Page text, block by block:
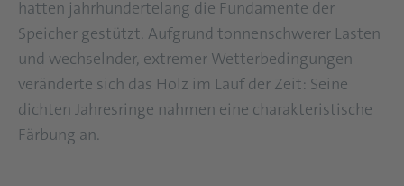
hatten jahrhundertelang die Fundamente der
Speicher gestützt. Aufgrund tonnenschwerer Lasten
und wechselnder, extremer Wetterbedingungen
veränderte sich das Holz im Lauf der Zeit: Seine
dichten Jahresringe nahmen eine charakteristische
Färbung an.